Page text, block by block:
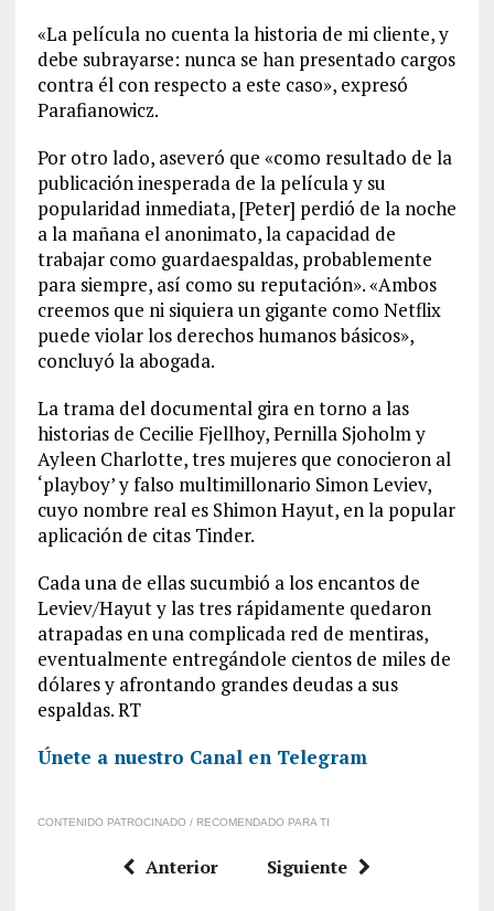
«La película no cuenta la historia de mi cliente, y
debe subrayarse: nunca se han presentado cargos
contra él con respecto a este caso», expresó
Parafianowicz.
Por otro lado, aseveró que «como resultado de la
publicación inesperada de la película y su
popularidad inmediata, [Peter] perdió de la noche
a la mañana el anonimato, la capacidad de
trabajar como guardaespaldas, probablemente
para siempre, así como su reputación». «Ambos
creemos que ni siquiera un gigante como Netflix
puede violar los derechos humanos básicos»,
concluyó la abogada.
La trama del documental gira en torno a las
historias de Cecilie Fjellhoy, Pernilla Sjoholm y
Ayleen Charlotte, tres mujeres que conocieron al
‘playboy’ y falso multimillonario Simon Leviev,
cuyo nombre real es Shimon Hayut, en la popular
aplicación de citas Tinder.
Cada una de ellas sucumbió a los encantos de
Leviev/Hayut y las tres rápidamente quedaron
atrapadas en una complicada red de mentiras,
eventualmente entregándole cientos de miles de
dólares y afrontando grandes deudas a sus
espaldas. RT
Únete a nuestro Canal en Telegram
CONTENIDO PATROCINADO / RECOMENDADO PARA TI
Anterior Siguiente